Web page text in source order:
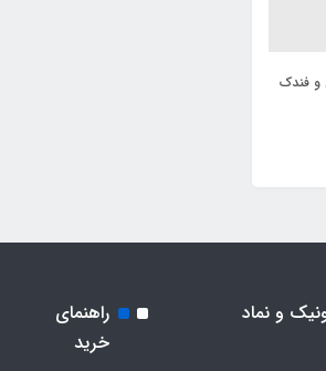
و فندک
و نماد
راهنمای
خرید